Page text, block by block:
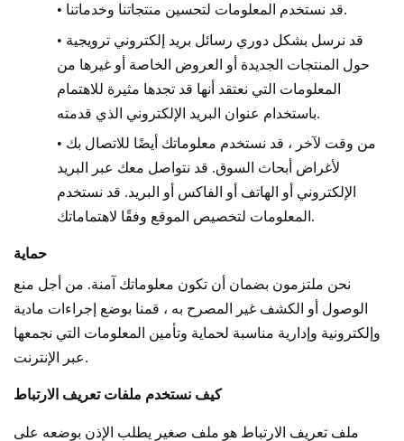
• قد نستخدم المعلومات لتحسين منتجاتنا وخدماتنا.
• قد نرسل بشكل دوري رسائل بريد إلكتروني ترويجية
حول المنتجات الجديدة أو العروض الخاصة أو غيرها من
المعلومات التي نعتقد أنها قد تجدها مثيرة للاهتمام
باستخدام عنوان البريد الإلكتروني الذي قدمته.
• من وقت لآخر ، قد نستخدم معلوماتك أيضًا للاتصال بك
لأغراض أبحاث السوق. قد نتواصل معك عبر البريد
الإلكتروني أو الهاتف أو الفاكس أو البريد. قد نستخدم
المعلومات لتخصيص الموقع وفقًا لاهتماماتك.
حماية
نحن ملتزمون بضمان أن تكون معلوماتك آمنة. من أجل منع
الوصول أو الكشف غير المصرح به ، قمنا بوضع إجراءات مادية
وإلكترونية وإدارية مناسبة لحماية وتأمين المعلومات التي نجمعها
عبر الإنترنت.
كيف نستخدم ملفات تعريف الارتباط
ملف تعريف الارتباط هو ملف صغير يطلب الإذن بوضعه على